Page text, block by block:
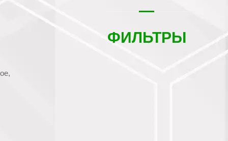
ФИЛЬТРЫ